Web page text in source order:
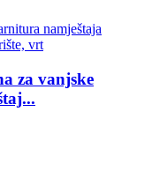
za vanjske